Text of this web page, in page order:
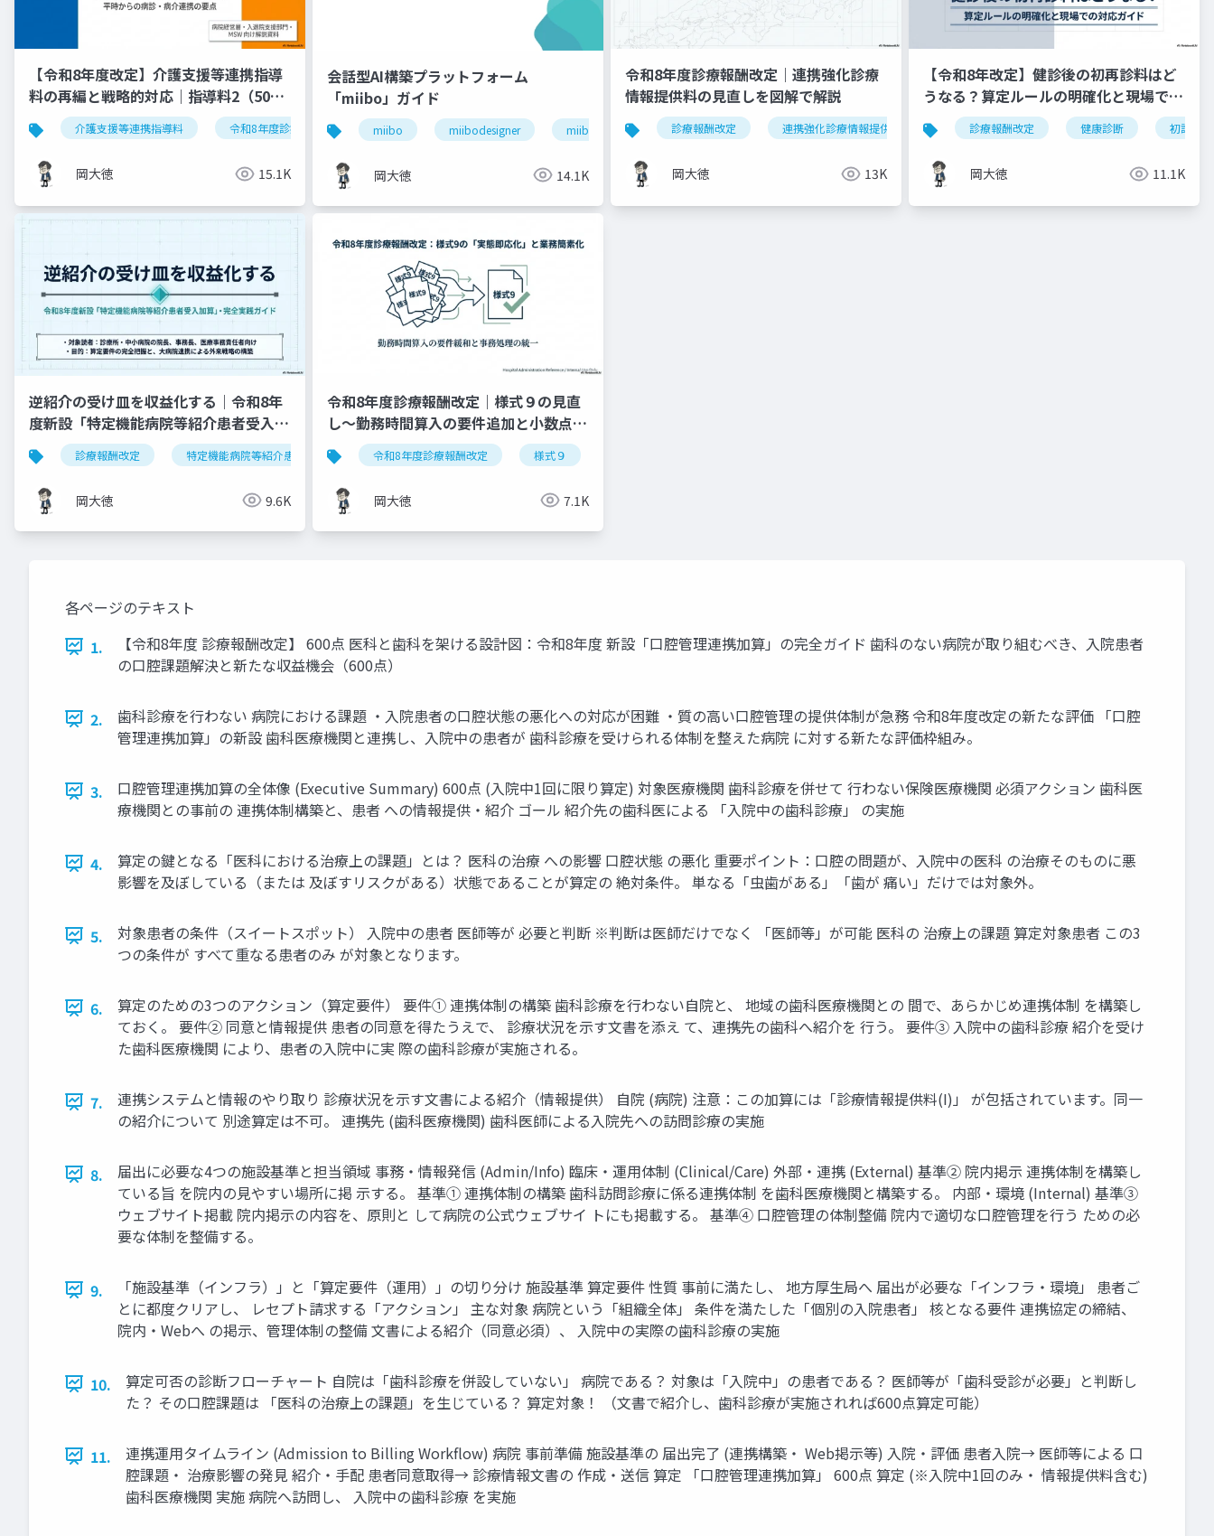
【令和8年度改定】介護支援等連携指導
料の再編と戦略的対応｜指導料2（500
点）の要件整理
介護支援等連携指導料 令和8年度診療報酬改定 入退院支援 ケアマネジャー連携 医療介護連携
岡大徳 15.1K
会話型AI構築プラットフォーム
「miibo」ガイド
miibo miibodesigner miiboガイド miiboマニュアル
岡大徳 14.1K
令和8年度診療報酬改定｜連携強化診療
情報提供料の見直しを図解で解説
診療報酬改定 連携強化診療情報提供料 令和8年度 外来機能分化 かかりつけ
岡大徳 13K
【令和8年改定】健診後の初再診料はど
うなる？算定ルールの明確化と現場での
対応ガイド診療報酬改定 健康診断 初診料
岡大徳 11.1K
逆紹介の受け皿を収益化する｜令和8年
度新設「特定機能病院等紹介患者受入加
算」完全実践ガイド
診療報酬改定 特定機能病院等紹介患者受入加算 逆紹介 外来機能分化
岡大徳 9.6K
令和8年度診療報酬改定｜様式９の見直
し～勤務時間算入の要件追加と小数点処
理の統一～令和8年度診療報酬改定 様式９
岡大徳 7.1K
各ページのテキスト
1.
【令和8年度 診療報酬改定】 600点 医科と歯科を架ける設計図：令和8年度 新設「口腔管理連携加算」の完全ガイド 歯科のない病院が取り組むべき、入院患者
の口腔課題解決と新たな収益機会（600点）
2.
歯科診療を行わない 病院における課題 ・入院患者の口腔状態の悪化への対応が困難 ・質の高い口腔管理の提供体制が急務 令和8年度改定の新たな評価 「口腔
管理連携加算」の新設 歯科医療機関と連携し、入院中の患者が 歯科診療を受けられる体制を整えた病院 に対する新たな評価枠組み。
3.
口腔管理連携加算の全体像 (Executive Summary) 600点 (入院中1回に限り算定) 対象医療機関 歯科診療を併せて 行わない保険医療機関 必須アクション 歯科医
療機関との事前の 連携体制構築と、患者 への情報提供・紹介 ゴール 紹介先の歯科医による 「入院中の歯科診療」 の実施
4.
算定の鍵となる「医科における治療上の課題」とは？ 医科の治療 への影響 口腔状態 の悪化 重要ポイント：口腔の問題が、入院中の医科 の治療そのものに悪
影響を及ぼしている（または 及ぼすリスクがある）状態であることが算定の 絶対条件。 単なる「虫歯がある」「歯が 痛い」だけでは対象外。
5.
対象患者の条件（スイートスポット） 入院中の患者 医師等が 必要と判断 ※判断は医師だけでなく 「医師等」が可能 医科の 治療上の課題 算定対象患者 この3
つの条件が すべて重なる患者のみ が対象となります。
6.
算定のための3つのアクション（算定要件） 要件① 連携体制の構築 歯科診療を行わない自院と、 地域の歯科医療機関との 間で、あらかじめ連携体制 を構築し
ておく。 要件② 同意と情報提供 患者の同意を得たうえで、 診療状況を示す文書を添え て、連携先の歯科へ紹介を 行う。 要件③ 入院中の歯科診療 紹介を受け
た歯科医療機関 により、患者の入院中に実 際の歯科診療が実施される。
7.
連携システムと情報のやり取り 診療状況を示す文書による紹介（情報提供） 自院 (病院) 注意：この加算には「診療情報提供料(I)」 が包括されています。同一
の紹介について 別途算定は不可。 連携先 (歯科医療機関) 歯科医師による入院先への訪問診療の実施
8.
届出に必要な4つの施設基準と担当領域 事務・情報発信 (Admin/Info) 臨床・運用体制 (Clinical/Care) 外部・連携 (External) 基準② 院内掲示 連携体制を構築し
ている旨 を院内の見やすい場所に掲 示する。 基準① 連携体制の構築 歯科訪問診療に係る連携体制 を歯科医療機関と構築する。 内部・環境 (Internal) 基準③
ウェブサイト掲載 院内掲示の内容を、原則と して病院の公式ウェブサイ トにも掲載する。 基準④ 口腔管理の体制整備 院内で適切な口腔管理を行う ための必
要な体制を整備する。
9.
「施設基準（インフラ）」と「算定要件（運用）」の切り分け 施設基準 算定要件 性質 事前に満たし、 地方厚生局へ 届出が必要な「インフラ・環境」 患者ご
とに都度クリアし、 レセプト請求する「アクション」 主な対象 病院という「組織全体」 条件を満たした「個別の入院患者」 核となる要件 連携協定の締結、
院内・Webへ の掲示、管理体制の整備 文書による紹介（同意必須）、 入院中の実際の歯科診療の実施
10.
算定可否の診断フローチャート 自院は「歯科診療を併設していない」 病院である？ 対象は「入院中」の患者である？ 医師等が「歯科受診が必要」と判断し
た？ その口腔課題は 「医科の治療上の課題」を生じている？ 算定対象！ （文書で紹介し、歯科診療が実施されれば600点算定可能）
11.
連携運用タイムライン (Admission to Billing Workflow) 病院 事前準備 施設基準の 届出完了 (連携構築・ Web掲示等) 入院・評価 患者入院→ 医師等による 口
腔課題・ 治療影響の発見 紹介・手配 患者同意取得→ 診療情報文書の 作成・送信 算定 「口腔管理連携加算」 600点 算定 (※入院中1回のみ・ 情報提供料含む)
歯科医療機関 実施 病院へ訪問し、 入院中の歯科診療 を実施